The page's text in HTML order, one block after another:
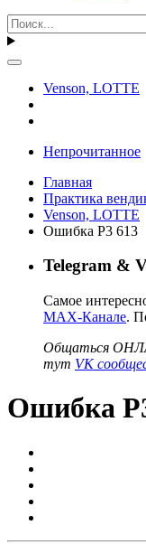
Venson, LOTTE
Непрочитанное
Главная
Практика
Venson, LOTTE
Ошибка Р3 613
Telegram &
Самое
MAX-Канале.
Общаться
тут VK
Ошибка